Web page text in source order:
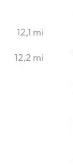
12,1 mi
12,2 mi